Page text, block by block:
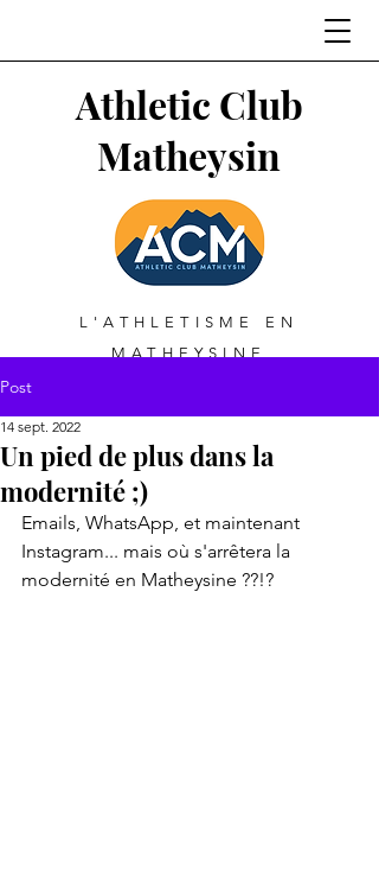
Athletic Club
Matheysin
L'ATHLETISME EN
MATHEYSINE
Post
Un pied de plus dans la
modernité ;)
14 sept. 2022
Emails, WhatsApp, et maintenant
Instagram... mais où s'arrêtera la
modernité en Matheysine ??!?